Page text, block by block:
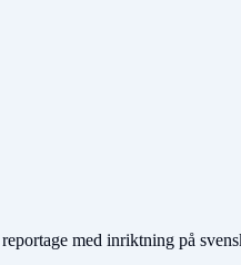
med inriktning på